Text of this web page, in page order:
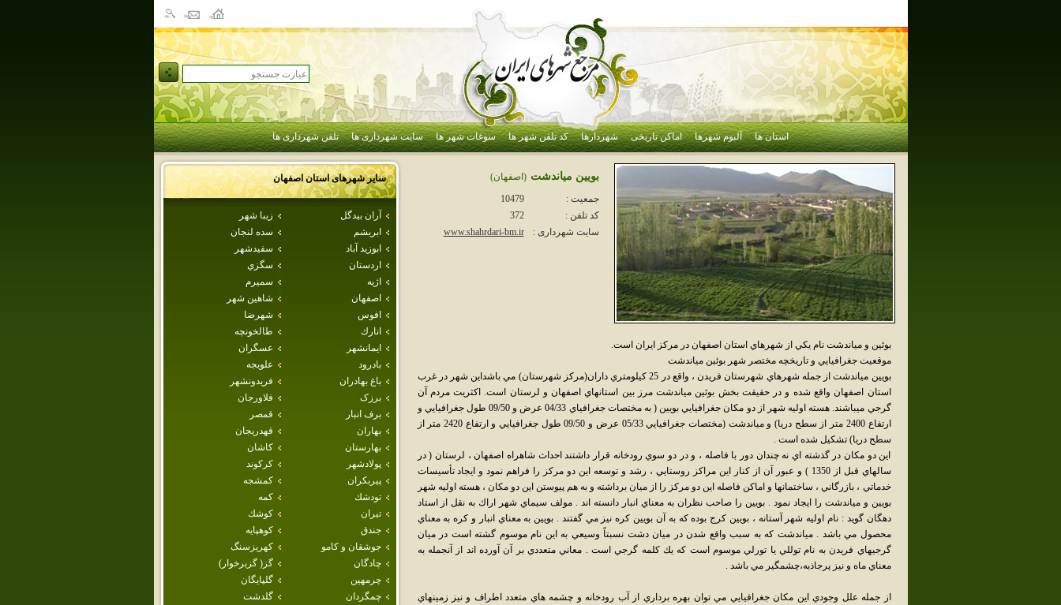
استان ها آلبوم شهرها اماکن تاریخی شهردارها کد تلفن شهر ها سوغات شهر ها سایت شهرداری ها تلفن شهرداری ها
سایر شهرهای استاناصفهان
آران بيدگل
زيبا شهر
ابريشم
سده لنجان
ابوزيد آباد
سفيدشهر
اردستان
سگزي
اژيه
سميرم
اصفهان
شاهين شهر
افوس
شهرضا
انارك
طالخونچه
ايمانشهر
عسگران
بادرود
علويجه
باغ بهادران
فريدونشهر
برزک
فلاورجان
برف انبار
قمصر
بهاران
قهدريجان
بهارستان
كاشان
پولادشهر
كركوند
پيربكران
كمشجه
تودشك
كمه
تيران
كوشك
جندق
كوهپايه
جوشقان و كامو
كهريزسنگ
چادگان
گز( گزبرخوار)
چرمهين
گلپايگان
چمگردان
گلدشت
بويين مياندشت (اصفهان)
جمعیت :
10479
کد تلفن :
372
سایت شهرداری :
www.shahrdari-bm.ir
بوئين و مياندشت نام يکي از شهرهاي استان اصفهان در مرکز ايران است.
موقعيت جغرافيايي و تاريخچه مختصر شهر بوئين مياندشت
بويين مياندشت از جمله شهرهاي شهرستان فريدن ، واقع در 25 كيلومتري داران(مركز شهرستان) مي باشداين شهر در غرب
استان اصفهان واقع شده و در حقيقت بخش بوئين مياندشت مرز بين استانهاي اصفهان و لرستان است. اكثريت مردم آن
گرجي ميباشند. هسته اوليه شهر از دو مكان جغرافيايي بويين ( به مختصات جغرافياي 04/33 عرض و 09/50 طول جغرافيايي و
ارتفاع 2400 متر از سطح دريا) و مياندشت (مختصات جغرافيايي 05/33 عرض و 09/50 طول جغرافيايي و ارتفاع 2420 متر از
سطح دريا) تشكيل شده است .
اين دو مكان در گذشته اي نه چندان دور با فاصله ، و در دو سوي رودخانه قرار داشتند احداث شاهراه اصفهان ، لرستان ( در
سالهاي قبل از 1350 ) و عبور آن از كنار اين مراكز روستايي ، رشد و توسعه اين دو مركز را فراهم نمود و ايجاد تأسيسات
خدماتي ، بازرگاني ، ساختمانها و اماكن فاصله اين دو مركز را از ميان برداشته و به هم پيوستن اين دو مكان ، هسته اوليه شهر
بويين و مياندشت را ايجاد نمود . بويين را صاحب نظران به معناي انبار دانسته اند . مولف سيماي شهر اراك به نقل از استاد
دهگان گويد : نام اوليه شهر آستانه ، بويين كرج بوده كه به آن بويين كره نيز مي گفتند . بويين به معناي انبار و كره به معناي
محصول مي باشد . مياندشت كه به سبب واقع شدن در ميان دشت نسبتاً وسيعي به اين نام موسوم گشته است در ميان
گرجيهاي فريدن به نام توللي يا تورلي موسوم است كه يك كلمه گرجي است . معاني متعددي بر آن آورده اند از آنجمله به
معناي ماه و نيز پرجاذبه،چشمگير مي باشد .
از جمله علل وجودي اين مكان جغرافيايي مي توان بهره برداري از آب رودخانه و چشمه هاي متعدد اطراف و نيز زمينهاي